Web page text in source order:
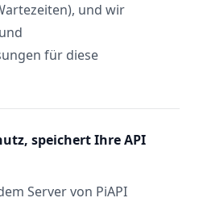
und wir
für diese
speichert Ihre API
Server von PiAPI